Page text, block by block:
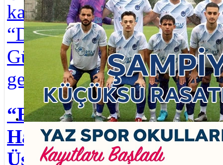
Üsküdar Belediyesi’nin Yaz Spor Okulları başlıyor
kapsamında
“Dünya Çevre
Günü Festivali”
gerçekleştirildi.
“Engelliler
Haftası”
Üsküdar’da
ring